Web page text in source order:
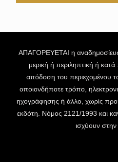
ΑΠΑΓΟΡΕΥΕΤΑΙ η
μερική ή περιληπτική ή
απόδοση του περιεχομένου
οποιονδήποτε τρόπο,
ηχογράφησης ή άλλο, χωρίς
εκδότη. Νόμος 2121/1993 και
ισχύουν